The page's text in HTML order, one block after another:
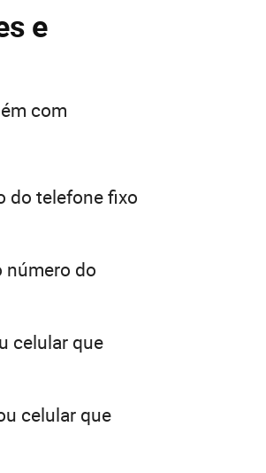
e
com
do telefone fixo
número do
celular que
celular que